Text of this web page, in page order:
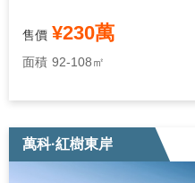
售價 ¥230萬
面積 92-108㎡
萬科·紅樹東岸